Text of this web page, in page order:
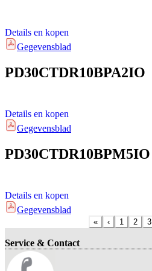
Details en kopen
Gegevensblad
PD30CTDR10BPA2IO
Details en kopen
Gegevensblad
PD30CTDR10BPM5IO
Details en kopen
Gegevensblad
« ‹ 1 2 3
Service & Contact